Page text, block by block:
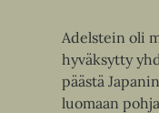
Adelstein oli
hyväksytty
päästä
luomaan